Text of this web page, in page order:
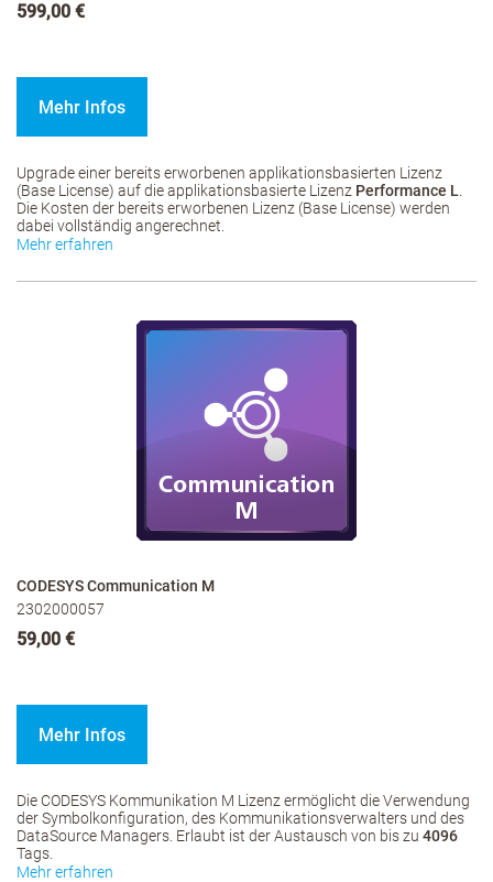
599,00 €
Mehr Infos
Upgrade einer bereits erworbenen applikationsbasierten Lizenz
(Base License) auf die applikationsbasierte Lizenz Performance L
Die Kosten der bereits erworbenen Lizenz (Base License) werden
dabei vollständig angerechnet.
Mehr erfahren
CODESYS Communication M
2302000057
59,00 €
Mehr Infos
Die CODESYS Kommunikation M Lizenz ermöglicht die Verwendung
der Symbolkonfiguration, des Kommunikationsverwalters und des
DataSource Managers. Erlaubt ist der Austausch von bis zu 4096
Tags.
Mehr erfahren